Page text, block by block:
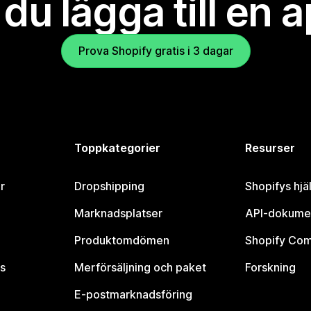
lägga till en
Prova Shopify gratis i 3 dagar
Toppkategorier
Dropshipping
Marknadsplatser
Produktomdömen
Merförsäljning och paket
E-postmarknadsföring
Resurser
Shopifys
API-
Shopify
Forskning